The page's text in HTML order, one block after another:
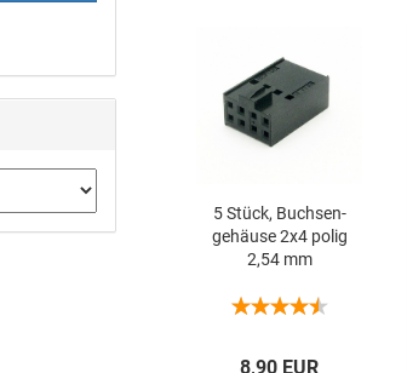
5 Stück, Buch­sen­
ge­häu­se 2x4 polig
2,54 mm
8,90 EUR